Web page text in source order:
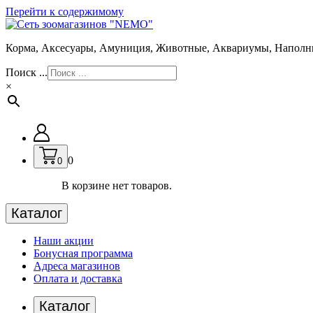
Перейти к содержимому
Корма, Аксесуары, Амуниция, Животные, Аквариумы,
Поиск ...
×
0 0
В корзине нет товаров.
Каталог
Наши акции
Бонусная программа
Адреса магазинов
Оплата и доставка
Каталог